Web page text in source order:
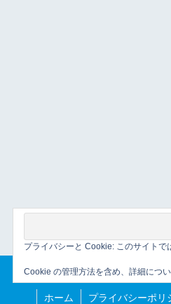
ホーム プライバシーポリ
プライバシーと Cookie: このサイトで
Cookie の管理方法を含め、詳細につ